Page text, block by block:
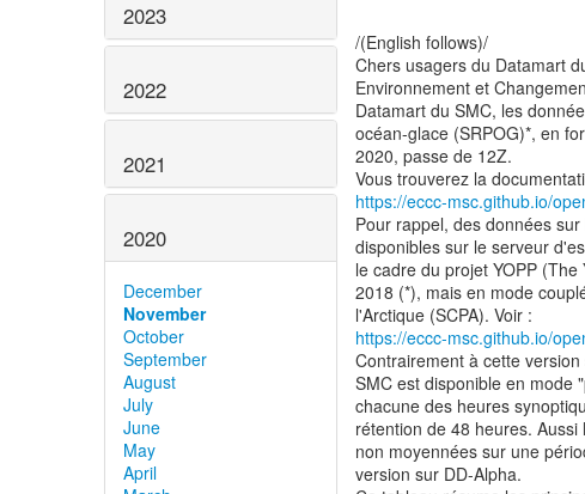
2023
2022
2021
2020
December
November
October
September
August
July
June
May
April
/(English follows)/
Chers usagers du Datamart
Environnement et
Datamart du SMC, les
océan-glace (SRPOG)*, en
2020, passe de 12Z.
https://eccc-msc.github.io/
Pour rappel, des données
disponibles sur le serveur
le cadre du projet YOPP
2018 (*), mais en mode
https://eccc-msc.github.io/
Contrairement à cette
SMC est disponible en mode
chacune des heures
rétention de 48 heures.
non moyennées sur une
version sur DD-Alpha.